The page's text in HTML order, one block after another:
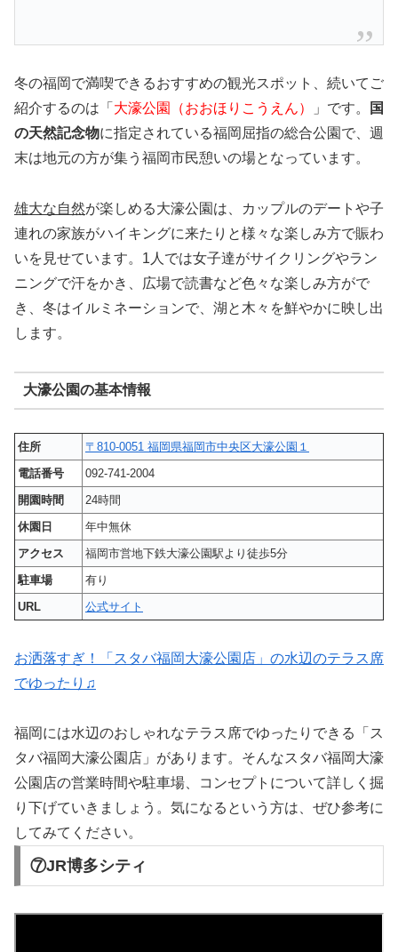
冬の福岡で満喫できるおすすめの観光スポット、続いてご
紹介するのは「 大濠公園（おおほりこうえん） 」です。
国
の天然記念物に指定されている福岡屈指の総合公園で、週
末は地元の方が集う福岡市民憩いの場となっています。
雄大な自然が楽しめる大濠公園は、カップルのデートや子
連れの家族がハイキングに来たりと様々な楽しみ方で賑わ
いを見せています。1人では女子達がサイクリングやラン
ニングで汗をかき、広場で読書など色々な楽しみ方がで
き、冬はイルミネーションで、湖と木々を鮮やかに映し出
します。
大濠公園の基本情報
住所
〒810-0051 福岡県福岡市中央区大濠公園１
電話番号
092-741-2004
開園時間
24時間
休園日
年中無休
アクセス
福岡市営地下鉄大濠公園駅より徒歩5分
駐車場
有り
URL
公式サイト
お洒落すぎ！「スタバ福岡大濠公園店」の水辺のテラス席
でゆったり♫
福岡には水辺のおしゃれなテラス席でゆったりできる「ス
タバ福岡大濠公園店」があります。そんなスタバ福岡大濠
公園店の営業時間や駐車場、コンセプトについて詳しく掘
り下げていきましょう。気になるという方は、ぜひ参考に
してみてください。
⑦JR博多シティ